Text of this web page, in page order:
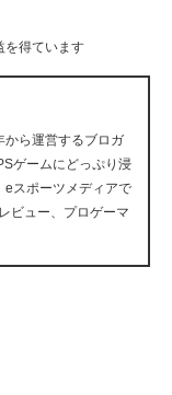
を得ています
ら運営するブロガ
ゲームにどっぷり浸
eスポーツメディアで
ビュー、プロゲーマ